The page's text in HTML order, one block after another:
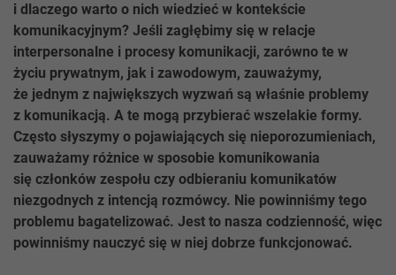
i dlaczego warto o nich wiedzieć w kontekście
komunikacyjnym? Jeśli zagłębimy się w relacje
interpersonalne i procesy komunikacji, zarówno te w
życiu prywatnym, jak i zawodowym, zauważymy,
że jednym z największych wyzwań są właśnie problemy
z komunikacją. A te mogą przybierać wszelakie formy.
Często słyszymy o pojawiających się nieporozumieniach,
zauważamy różnice w sposobie komunikowania
się członków zespołu czy odbieraniu komunikatów
niezgodnych z intencją rozmówcy. Nie powinniśmy tego
problemu bagatelizować. Jest to nasza codzienność, więc
powinniśmy nauczyć się w niej dobrze funkcjonować.